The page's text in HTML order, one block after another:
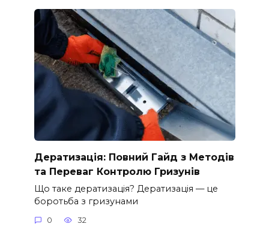
Дератизація: Повний Гайд з Методів
та Переваг Контролю Гризунів
Що таке дератизація? Дератизація — це
боротьба з гризунами
0 32